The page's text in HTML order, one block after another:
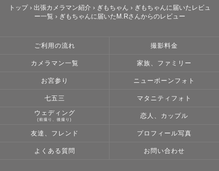
顔を引き出します☺️後から見返したときに心温まるような
写真を撮ります♡
【撮影特典】
👑特典①
◎
トップ› 出張カメラマン紹介 › ぎもちゃん › ぎもちゃんに届いたレビュ
ー一覧 › ぎもちゃんに届いたM.Rさんからのレビュー
ご利用の流れ 撮影料金
カメラマン一覧 家族、ファミリー
お宮参り ニューボーンフォト
七五三 マタニティフォト
ウェディング
(前撮り、後撮り)
恋人、カップル
友達、フレンド プロフィール写真
よくある質問 お問い合わせ